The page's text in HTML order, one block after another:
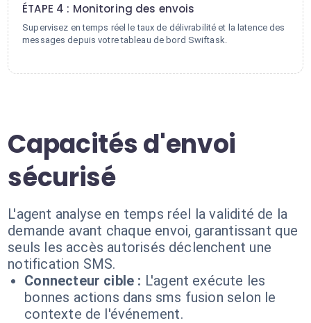
ÉTAPE 4 : Monitoring des envois
Supervisez en temps réel le taux de délivrabilité et la latence des
messages depuis votre tableau de bord Swiftask.
Capacités d'envoi
sécurisé
L'agent analyse en temps réel la validité de la
demande avant chaque envoi, garantissant que
seuls les accès autorisés déclenchent une
notification SMS.
Connecteur cible : L'agent exécute les
bonnes actions dans sms fusion selon le
contexte de l'événement.